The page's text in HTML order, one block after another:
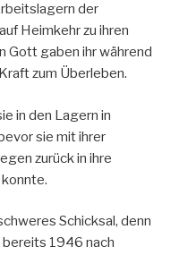
der
Heimkehr zu ihren
Gott gaben ihr während
zum Überleben.
in den Lagern in
sie mit ihrer
zurück in ihre
Schicksal, denn
bereits 1946 nach